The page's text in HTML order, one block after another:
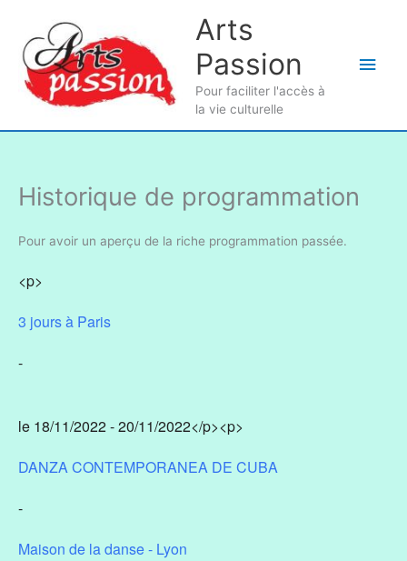
contenu
Arts
Passion
Pour faciliter l'accès à
la vie culturelle
Historique de programmation
Pour avoir un aperçu de la riche programmation passée.
<p>
3 jours à Paris
-
le 18/11/2022 - 20/11/2022</p><p>
DANZA CONTEMPORANEA DE CUBA
-
Maison de la danse - Lyon